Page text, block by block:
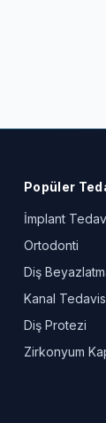
Popüler
İmplant
Ortodonti
Diş
Kanal
Diş Protezi
Zirkonyum